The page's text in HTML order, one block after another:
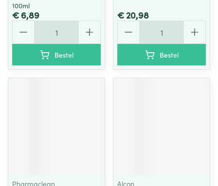
100ml
€ 6,89
Bestel
€ 20,98
Bestel
Pharmaclean Alcon